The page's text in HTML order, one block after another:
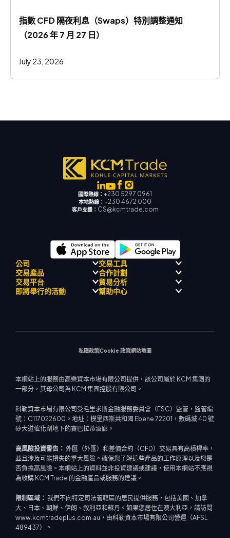
指數 CFD 隔夜利息（Swaps）特別調整通知
（2026 年 7 月 27 日）
July 23, 2026
國際熱線： +230 5297 0961
本地熱線： +230 4672 000
客戶支援： CS@kcmtrade.com
公司
監理合規性
關於
飄移隊
交易工具
經濟日曆
交易產品
外匯
貴金屬
合作計劃
介紹經紀人計劃
交易平台 貿易分析
即將舉行的活動 幫助中心
私隱政策Cookie 政策網站地圖
本網站上的服務由高樂資本市場有限公司提供，該公司屬於 KCM 集團的
一部分，其母公司為 KCM 集團控股有限公司。
科勒資本市場有限公司受毛里求斯金融服務委員會（FSC）監管，監管編
號：C117022600。地址：模里西斯共和國 Ebene 72201，數碼城 40 號
矽大道催化劑地下的賽巴拉蒂酒廊。
高風險投資警告： 外匯（外匯）和差價合約（CFD）交易具有高槓桿率，
並且涉及可能損失的重大風險。確保您了解這些產品的工作原理以及您是
否負擔高風險。本網站上的資料並非投資建議或建議，使用本網站不應視
為收購 KCM Trade 的金融產品或服務的建議。
限制區域： 我們不向特定司法管轄區的居民提供服務，包括美國、加拿
大、日本、朝鮮、伊朗、敘利亞和蘇丹。如果您居住在澳大利亞，請訪問
www.kcmtradeplus.com.au，由科勒資本市場有限公司營運（AFSL
489437）。